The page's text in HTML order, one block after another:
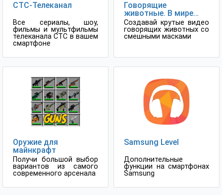
СТС-Телеканал
Все сериалы, шоу,
фильмы и мультфильмы
телеканала СТС в вашем
смартфоне
Говорящие
животные. В мире
животных
Создавай крутые видео
говорящих животных со
смешными масками
Оружие для
майнкрафт
Получи большой выбор
вариантов из самого
современного арсенала
Samsung Level
Дополнительные
функции на смартфонах
Samsung